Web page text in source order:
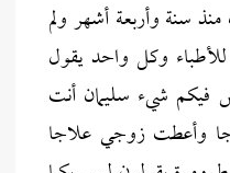
سنة وأربعة أشهر ولم
وكل واحد يقول
فيكم شيء سليمان أنت
وأعطت زوجي علاجا